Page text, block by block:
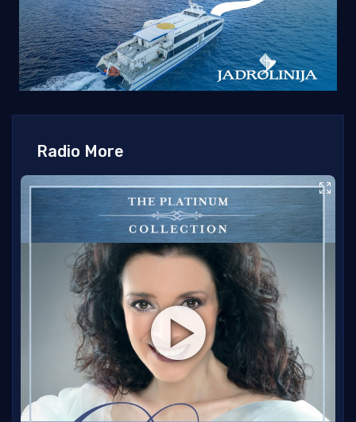
Radio More